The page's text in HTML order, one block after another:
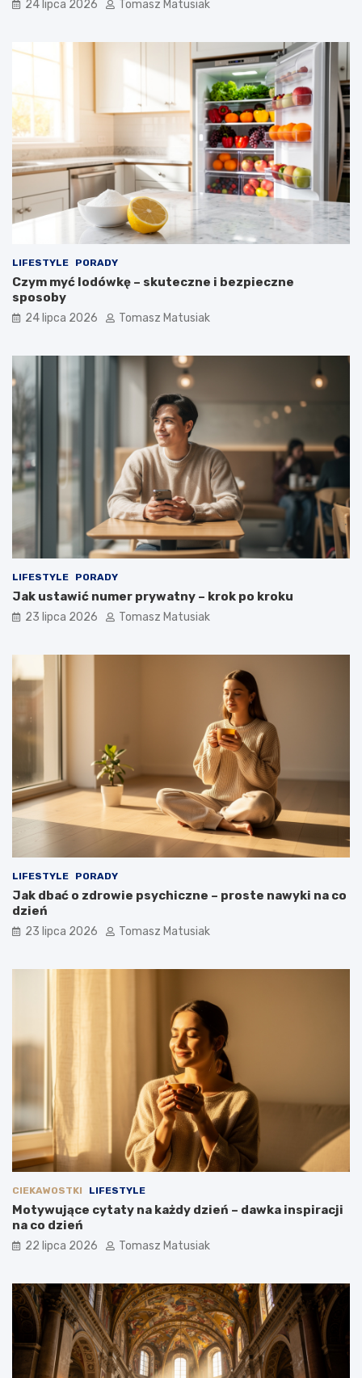
24 lipca 2026 Tomasz Matusiak
LIFESTYLE PORADY
Czym myć lodówkę – skuteczne i bezpieczne
sposoby
24 lipca 2026 Tomasz Matusiak
LIFESTYLE PORADY
Jak ustawić numer prywatny – krok po kroku
23 lipca 2026 Tomasz Matusiak
LIFESTYLE PORADY
Jak dbać o zdrowie psychiczne – proste nawyki na co
dzień
23 lipca 2026 Tomasz Matusiak
CIEKAWOSTKI LIFESTYLE
Motywujące cytaty na każdy dzień – dawka inspiracji
na co dzień
22 lipca 2026 Tomasz Matusiak